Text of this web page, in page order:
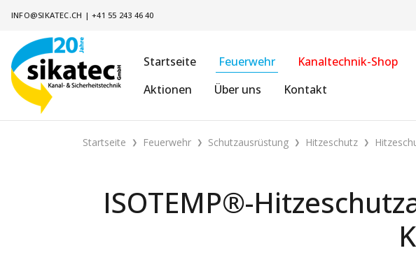
INFO@SIKATEC.CH |+41 55 243 46 40
Startseite Feuerwehr
Aktionen
Über uns Kontakt
Kanaltechnik-Shop
Startseite Feuerwehr Schutzausrüstung Hitzeschutz
ISOTEMP®-